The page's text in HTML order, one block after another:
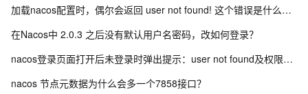
加载nacos配置时，偶尔会返回 user not found! 这个错误是什么引起的？
在Nacos中 2.0.3 之后没有默认用户名密码，改如何登录？
nacos登录页面打开后未登录时弹出提示：user not found及权限认证失败怎么办？
nacos 节点元数据为什么会多一个7858接口？